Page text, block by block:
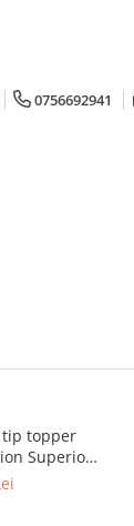
0756692941
tip topper
Superior
pentru